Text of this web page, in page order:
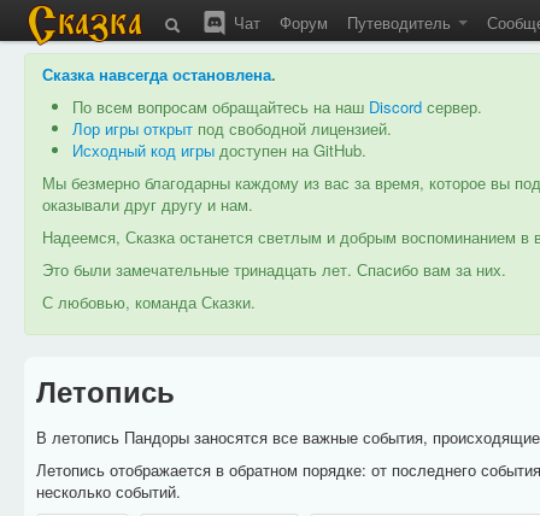
Чат Форум Путеводитель
Сказка навсегда остановлена.
По всем вопросам обращайтесь на наш Discord сервер.
Лор игры открыт под свободной лицензией.
Исходный код игры доступен на GitHub.
Мы безмерно благодарны каждому из вас за время, которое вы
оказывали друг другу и нам.
Надеемся, Сказка останется светлым и добрым воспоминанием
Это были замечательные тринадцать лет. Спасибо вам за них.
С любовью, команда Сказки.
Летопись
В летопись Пандоры заносятся все важные события,
Летопись отображается в обратном порядке: от последнего
несколько событий.